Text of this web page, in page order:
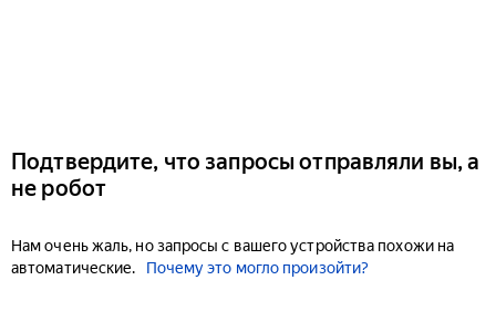
Подтвердите, что запросы отправляли вы, а
не робот
Нам очень жаль, но запросы с вашего устройства похожи на
автоматические.
Почему это могло произойти?